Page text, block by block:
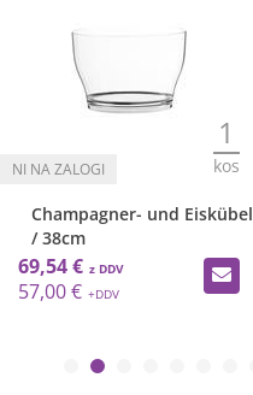
1
kos
Champagner- und Eiskübel
/ 38cm
69,54 €
57,00 €